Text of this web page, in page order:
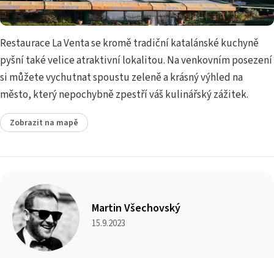
Restaurace La Venta se kromě tradiční katalánské kuchyně
pyšní také velice atraktivní lokalitou. Na venkovním posezení
si můžete vychutnat spoustu zeleně a krásný výhled na
město, který nepochybně zpestří váš kulinářský zážitek.
Zobrazit na mapě
Martin Všechovský
15.9.2023